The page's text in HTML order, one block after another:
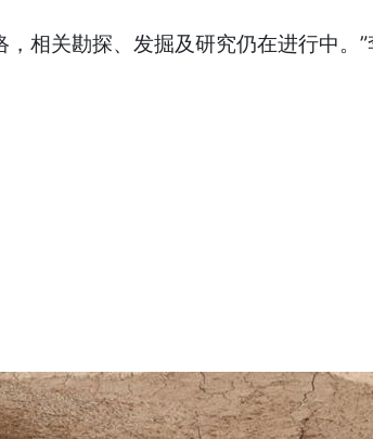
相关勘探、发掘及研究仍在进行中。”